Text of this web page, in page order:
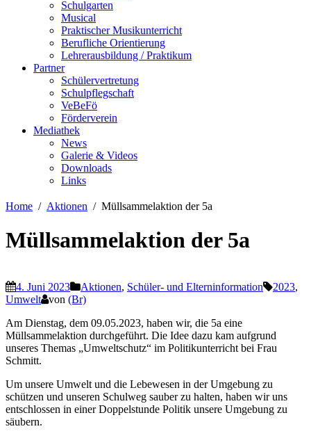
Schulgarten
Musical
Praktischer Musikunterricht
Berufliche Orientierung
Lehrerausbildung / Praktikum
Partner
Schülervertretung
Schulpflegschaft
VeBeFö
Förderverein
Mediathek
News
Galerie & Videos
Downloads
Links
Home Aktionen Müllsammelaktion der 5a
Müllsammelaktion der 5a
4. Juni 2023 Aktionen, Schüler- und Elterninformation 2023,
Umwelt
von (Br)
Am Dienstag, dem 09.05.2023, haben wir, die 5a eine
Müllsammelaktion durchgeführt. Die Idee dazu kam aufgrund
unseres Themas „Umweltschutz“ im Politikunterricht bei Frau
Schmitt.
Um unsere Umwelt und die Lebewesen in der Umgebung zu
schützen und unseren Schulweg sauber zu halten, haben wir uns
entschlossen in einer Doppelstunde Politik unsere Umgebung zu
säubern.